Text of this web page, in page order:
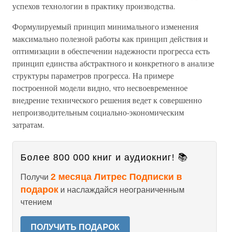
успехов технологии в практику производства.
Формулируемый принцип минимального изменения
максимально полезной работы как принцип действия и
оптимизации в обеспечении надежности прогресса есть
принцип единства абстрактного и конкретного в анализе
структуры параметров прогресса. На примере
построенной модели видно, что несвоевременное
внедрение технического решения ведет к совершенно
непроизводительным социально-экономическим
затратам.
Более 800 000 книг и аудиокниг! 📚
Получи 2 месяца Литрес Подписки в
подарок и наслаждайся неограниченным
чтением
ПОЛУЧИТЬ ПОДАРОК